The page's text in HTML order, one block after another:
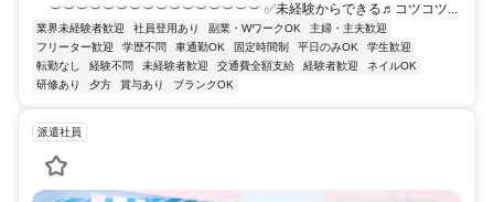
︶︶︶︶︶︶︶︶︶︶︶︶︶︶︶︶ ✅未経験からできる♬コツコツ...
業界未経験者歓迎 社員登用あり 副業・WワークOK
主婦・主夫歓迎
フリーター歓迎
学歴不問 車通勤OK 固定時間制 平日のみOK
学生歓迎
転勤なし
経験不問 未経験者歓迎 交通費全額支給 経験者歓迎
ネイルOK
研修あり
夕方 賞与あり ブランクOK
派遣社員